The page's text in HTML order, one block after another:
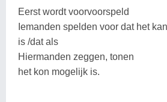
Eerst wordt voorvoorspeld
Iemanden spelden voor dat het
is /dat als
Hiermanden zeggen, tonen
het kon mogelijk is.